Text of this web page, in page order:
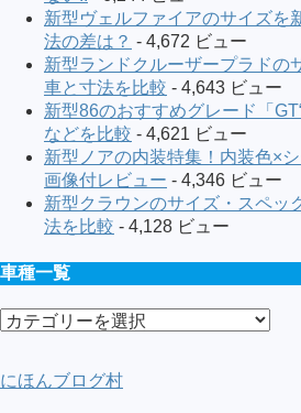
新型ヴェルファイアのサイズを
法の差は？ - 4,672 ビュー
新型ランドクルーザープラドの
車と寸法を比較 - 4,643 ビュー
新型86のおすすめグレード「
などを比較 - 4,621 ビュー
新型ノアの内装特集！内装色×
画像付レビュー - 4,346 ビュー
新型クラウンのサイズ・スペッ
法を比較 - 4,128 ビュー
車種一覧
車
覧
にほんブログ村